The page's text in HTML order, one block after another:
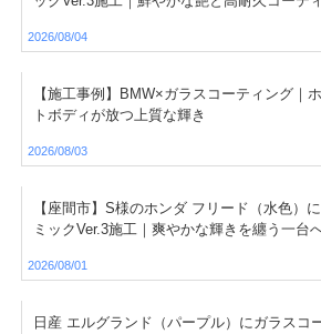
2026/08/04
【施工事例】BMW×ガラスコーティング｜
トボディが放つ上質な輝き
2026/08/03
【座間市】S様のホンダ フリード（水色）
ミックVer.3施工｜爽やかな輝きを纏う一台
2026/08/01
日産 エルグランド（パープル）にガラスコ